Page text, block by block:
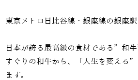
東京メトロ日比谷線・銀座線の銀座駅
日本が誇る最高級の食材である”和
すぐりの和牛から、「人生を変える
ます。